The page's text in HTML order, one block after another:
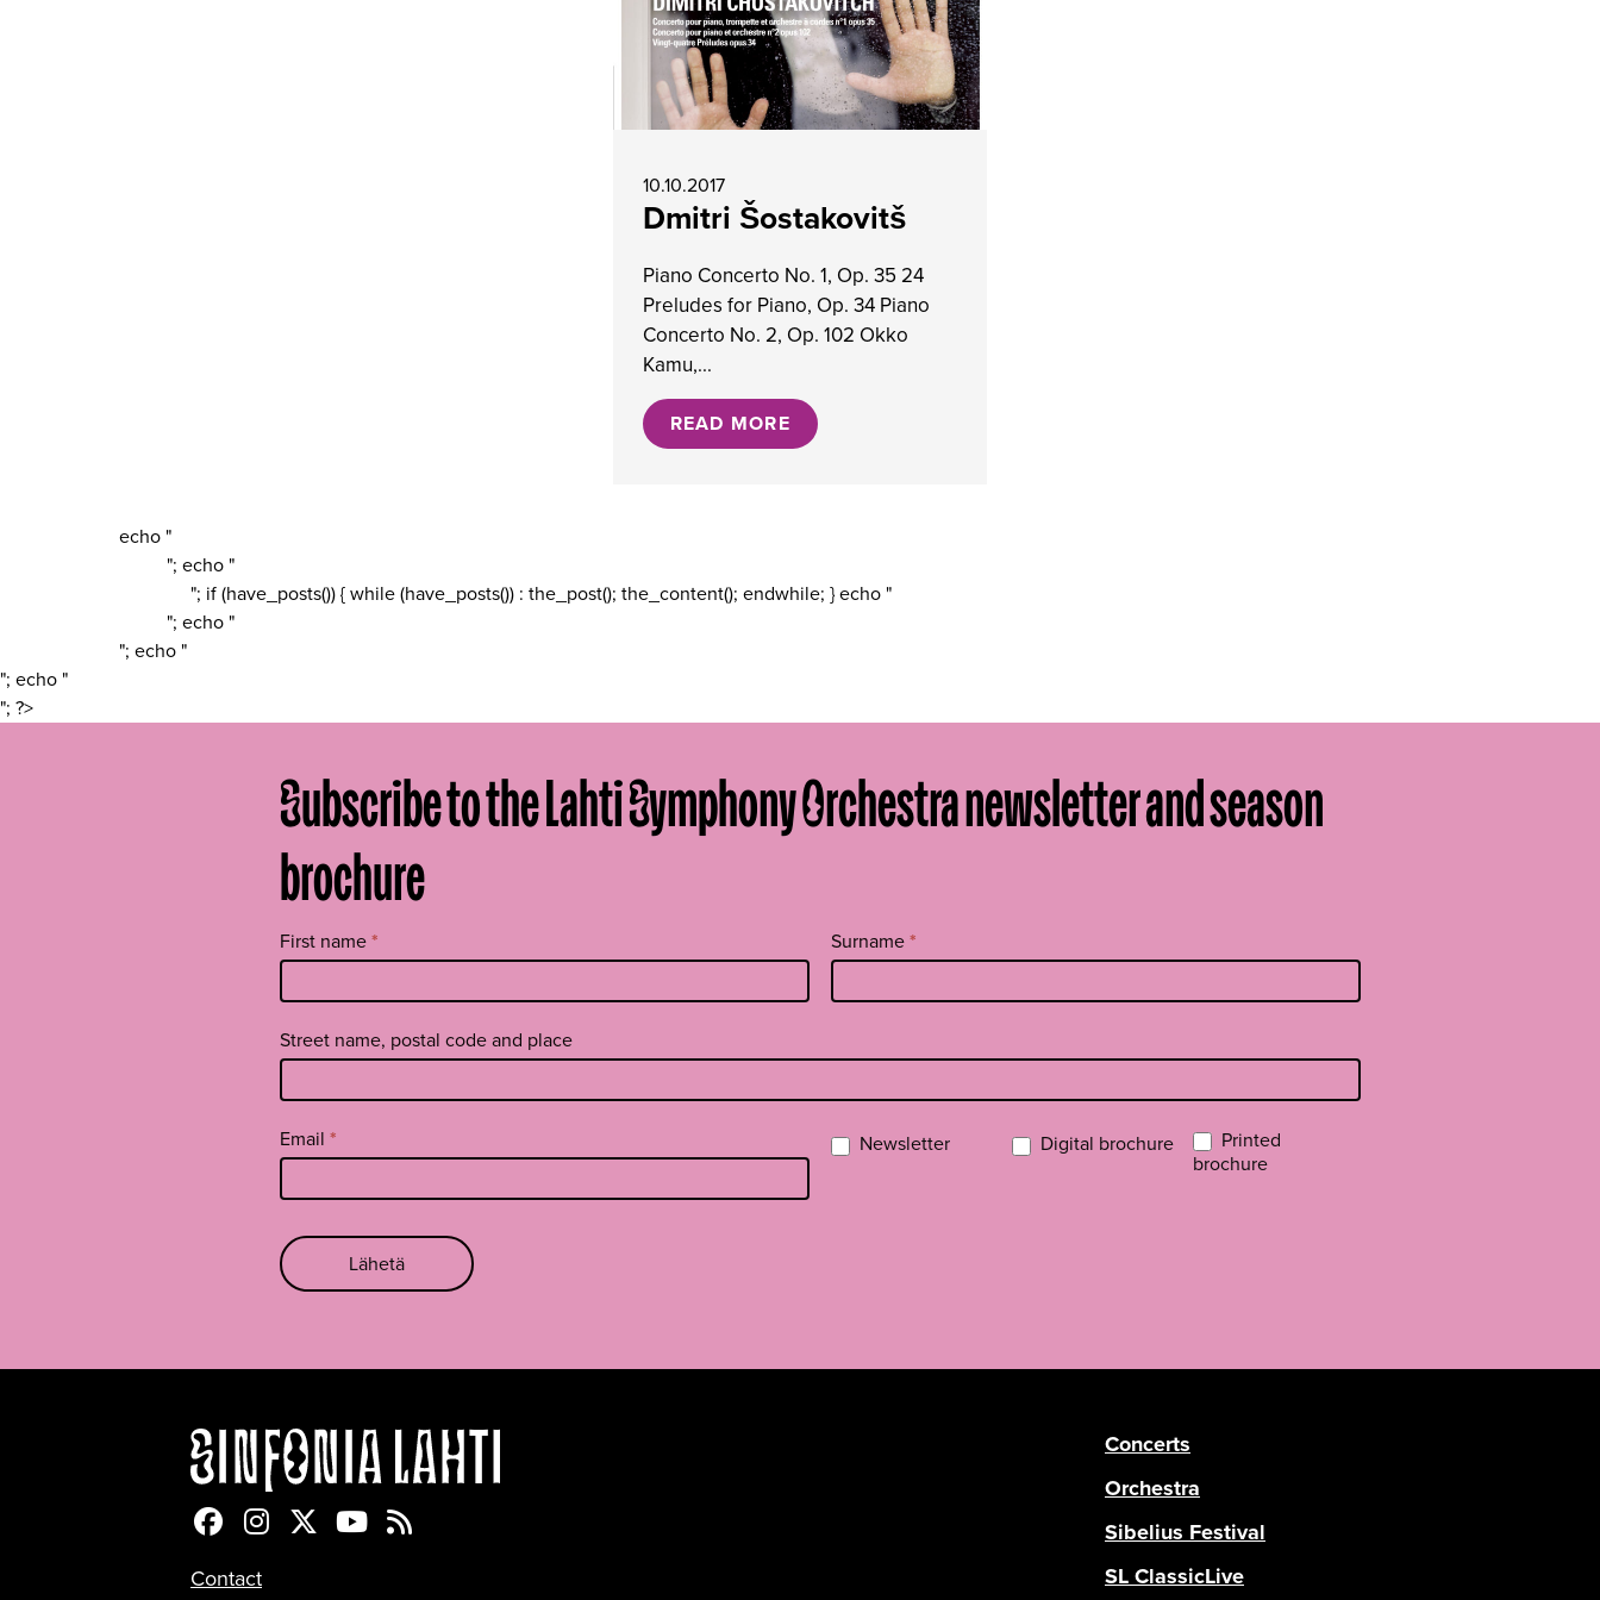
10.10.2017
Dmitri Šostakovitš
Piano Concerto No. 1, Op. 35 24
Preludes for Piano, Op. 34 Piano
Concerto No. 2, Op. 102 Okko
Kamu,...
READ MORE
echo "
"; echo "
"; if (have_posts()) { while (have_posts()) : the_post(); the_content(); endwhile; } echo "
"; echo "
"; echo "
"; echo "
"; ?>
Subscribe to the Lahti Symphony Orchestra newsletter and season
brochure
Tilaa
uutiskirje
footer
First name* Surname*
Street name, postal code and place
Email * Newsletter Digital brochure
Printed
brochure
Lähetä
Sinfonia Lahti Facebookissa
Sinfonia Lahti Instagramissa
Sinfonia Lahti Twitterissä
Sinfonia Lahti YouTubessa
Sinfonia Lahti RSS-feed
Contact
Concerts
Orchestra
Sibelius Festival
SL ClassicLive